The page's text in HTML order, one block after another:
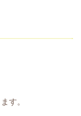
す。